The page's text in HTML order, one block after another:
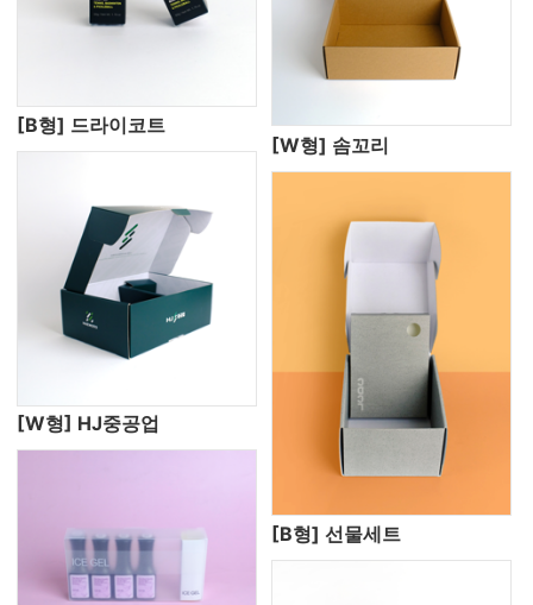
[B형] 드라이코트
[W형] 솜꼬리
[W형] HJ중공업
[B형] 선물세트